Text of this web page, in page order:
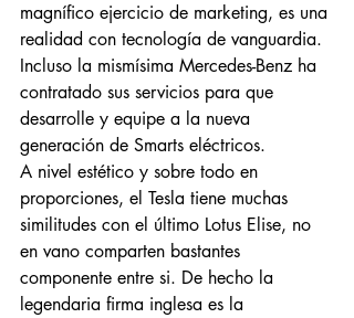
magnífico ejercicio de marketing, es una
realidad con tecnología de vanguardia.
Incluso la mismísima Mercedes-Benz ha
contratado sus servicios para que
desarrolle y equipe a la nueva
generación de Smarts eléctricos.
A nivel estético y sobre todo en
proporciones, el Tesla tiene muchas
similitudes con el último Lotus Elise, no
en vano comparten bastantes
componente entre si. De hecho la
legendaria firma inglesa es la